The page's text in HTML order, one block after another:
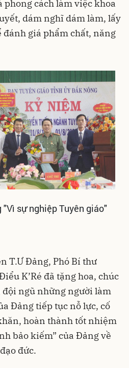
phong cách làm việc khoa
dám nghĩ dám làm, lấy
đánh giá phẩm chất, năng
sự nghiệp Tuyên giáo"
T.Ư Đảng, Phó Bí thư
K’Ré đã tặng hoa, chúc
ngũ những người làm
Đảng tiếp tục nỗ lực, cố
hoàn thành tốt nhiệm
bảo kiếm” của Đảng về
đức.